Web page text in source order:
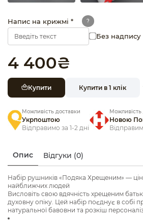
Напис на крижмі * ?
Без надпису
4 400₴
Купити Купити в 1 клік
Можливість доставки
Укрпоштою
Відправимо за 1-2 дні
Можливість
Новою
Опис Відгуки (0)
Набір рушників «Подяка Хрещеним» —
найближчих людей
Висловіть свою вдячність хрещеним
духовну опіку. Цей набір поєднує в собі
натуральної бавовни та розкіш